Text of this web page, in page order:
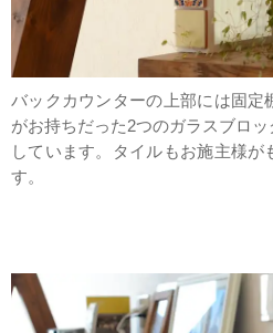
バックカウンターの上部には固定
がお持ちだった2つのガラスブロ
しています。タイルもお施主様
す。